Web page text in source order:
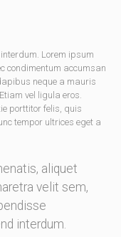
Lorem ipsum
condimentum accumsan
neque a mauris
vel ligula eros.
porttitor felis, quis
tempor ultrices eget a
aliquet
velit sem,
interdum.